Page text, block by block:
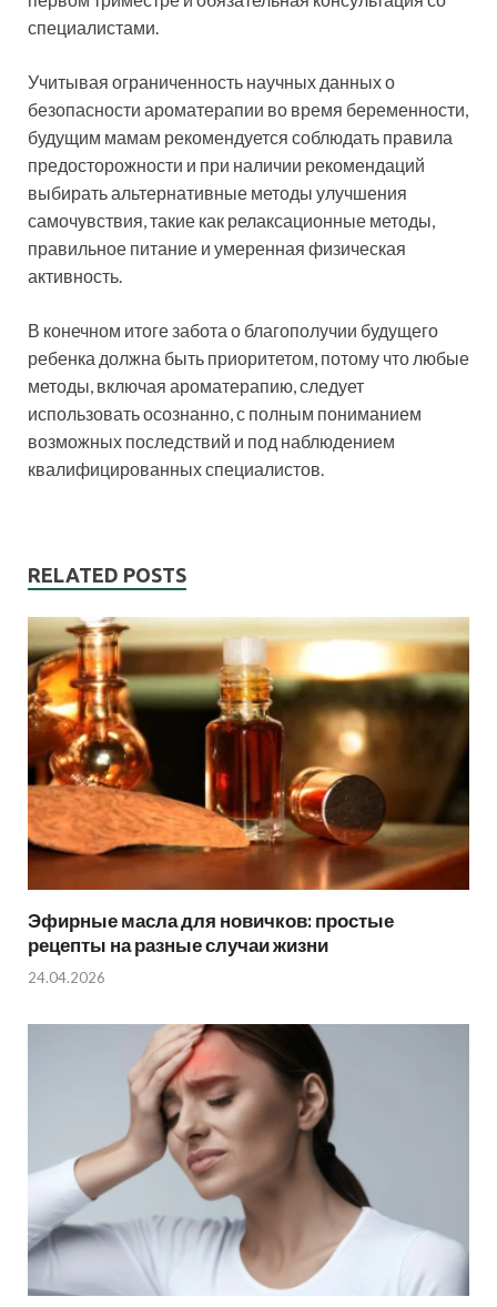
специалистами.
Учитывая ограниченность научных данных о
безопасности ароматерапии во время беременности,
будущим мамам рекомендуется соблюдать правила
предосторожности и при наличии рекомендаций
выбирать альтернативные методы улучшения
самочувствия, такие как релаксационные методы,
правильное питание и умеренная физическая
активность.
В конечном итоге забота о благополучии будущего
ребенка должна быть приоритетом, потому что любые
методы, включая ароматерапию, следует
использовать осознанно, с полным пониманием
возможных последствий и под наблюдением
квалифицированных специалистов.
RELATED POSTS
Эфирные масла для новичков: простые
рецепты на разные случаи жизни
24.04.2026